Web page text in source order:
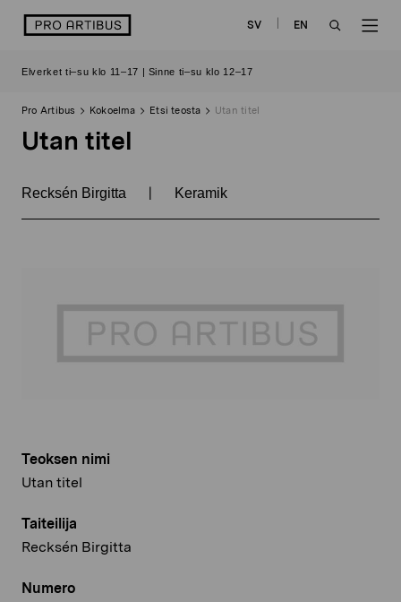
sisältöön
logo SV
EN
Elverket ti–su klo 11–17 | Sinne ti–su klo 12–17
Pro Artibus Kokoelma Etsi teosta Utan titel
Utan titel
Recksén Birgitta | Keramik
Teoksen nimi
Utan titel
Taiteilija
Recksén Birgitta
Numero